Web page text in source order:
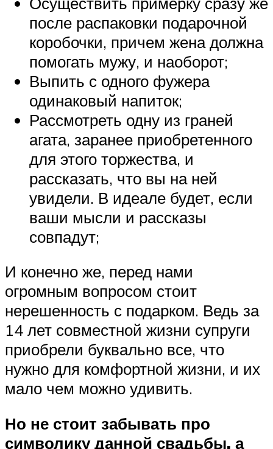
после распаковки подарочной
коробочки, причем жена должна
помогать мужу, и наоборот;
Выпить с одного фужера
одинаковый напиток;
Рассмотреть одну из граней
агата, заранее приобретенного
для этого торжества, и
рассказать, что вы на ней
увидели. В идеале будет, если
ваши мысли и рассказы
совпадут;
И конечно же, перед нами
огромным вопросом стоит
нерешенность с подарком. Ведь за
14 лет совместной жизни супруги
приобрели буквально все, что
нужно для комфортной жизни, и их
мало чем можно удивить.
Но не стоит забывать про
символику данной свадьбы, а